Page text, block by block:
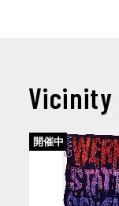
Vicinity
開催中